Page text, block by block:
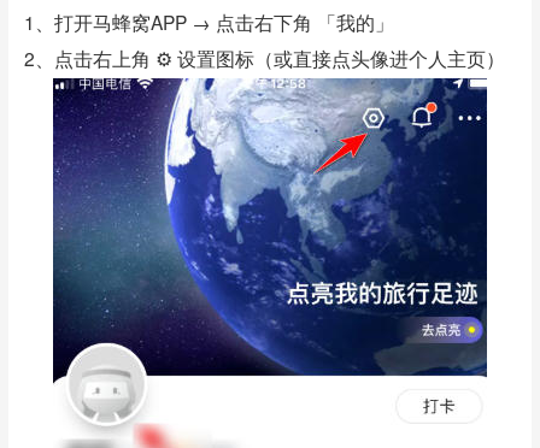
1、打开马蜂窝APP → 点击右下角 「我的」
2、点击右上角 ⚙️ 设置图标（或直接点头像进个人主页）